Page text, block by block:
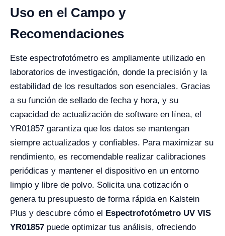
Uso en el Campo y
Recomendaciones
Este espectrofotómetro es ampliamente utilizado en
laboratorios de investigación, donde la precisión y la
estabilidad de los resultados son esenciales. Gracias
a su función de sellado de fecha y hora, y su
capacidad de actualización de software en línea, el
YR01857 garantiza que los datos se mantengan
siempre actualizados y confiables. Para maximizar su
rendimiento, es recomendable realizar calibraciones
periódicas y mantener el dispositivo en un entorno
limpio y libre de polvo. Solicita una cotización o
genera tu presupuesto de forma rápida en Kalstein
Plus y descubre cómo el
Espectrofotómetro UV VIS
YR01857 puede optimizar tus análisis, ofreciendo